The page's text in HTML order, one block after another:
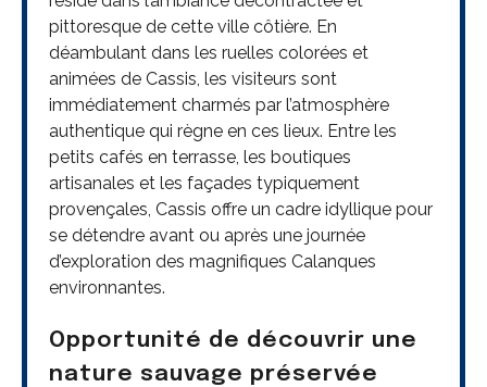
pittoresque de cette ville côtière. En
déambulant dans les ruelles colorées et
animées de Cassis, les visiteurs sont
immédiatement charmés par l’atmosphère
authentique qui règne en ces lieux. Entre les
petits cafés en terrasse, les boutiques
artisanales et les façades typiquement
provençales, Cassis offre un cadre idyllique pour
se détendre avant ou après une journée
d’exploration des magnifiques Calanques
environnantes.
Opportunité de découvrir une
nature sauvage préservée